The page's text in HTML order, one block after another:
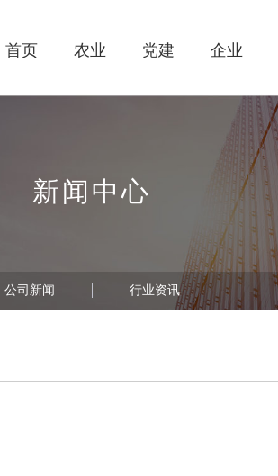
首页 农业 党建 企业
新闻中心
公司新闻 行业资讯